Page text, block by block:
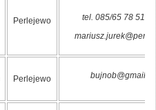
Perlejewo
tel. 085/65 78 515
Perlejewo